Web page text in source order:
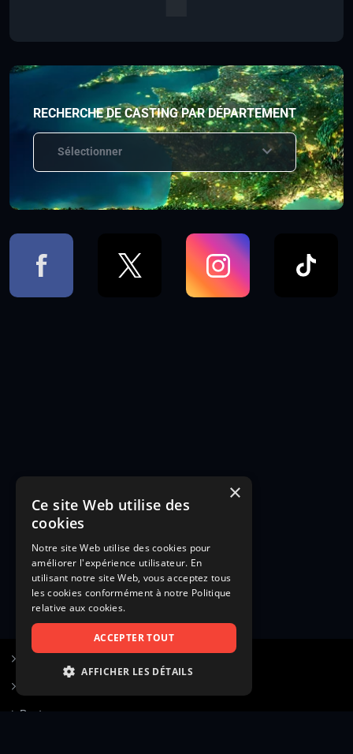
RECHERCHE DE CASTING PAR DÉPARTEMENT
Sélectionner
Poster une annonce
×
Ce site Web utilise des
cookies
Notre site Web utilise des cookies pour
améliorer l'expérience utilisateur. En
utilisant notre site Web, vous acceptez tous
les cookies conformément à notre Politique
relative aux cookies.
ACCEPTER TOUT
AFFICHER LES DÉTAILS